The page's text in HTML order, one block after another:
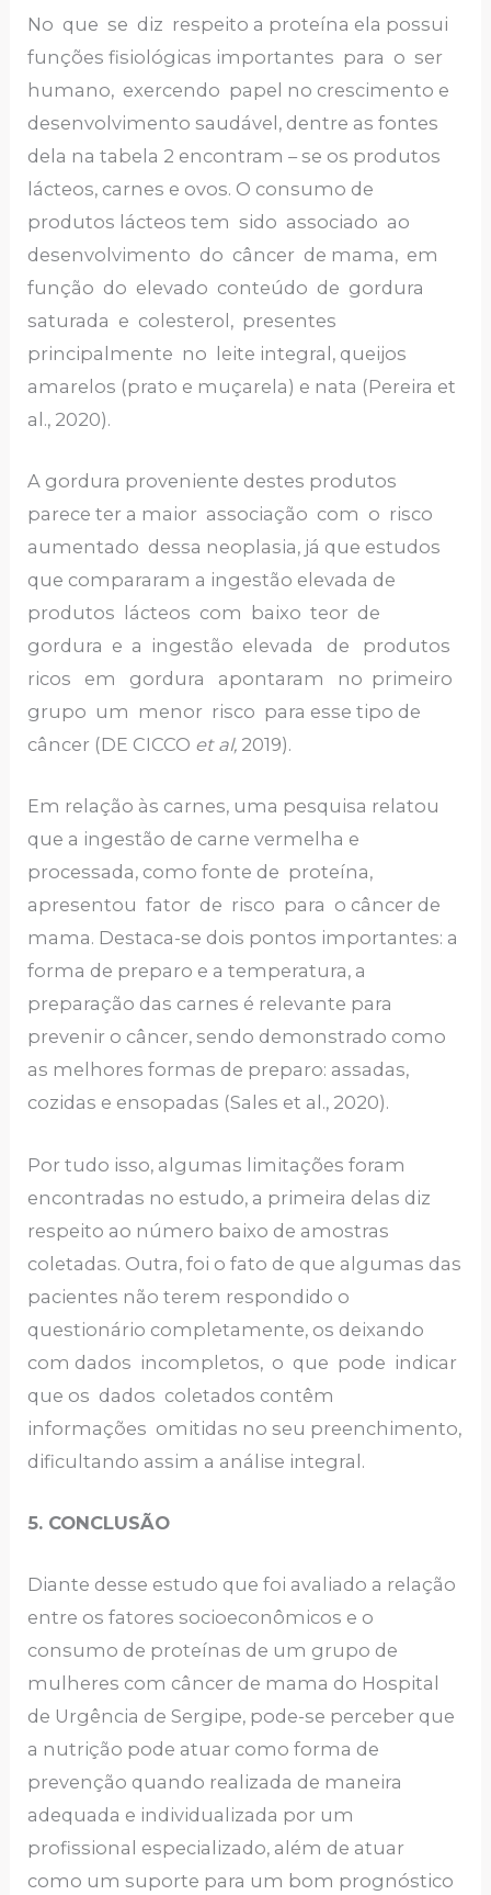
No que se diz respeito a proteína ela possui
funções fisiológicas importantes para o ser
humano, exercendo papel no crescimento e
desenvolvimento saudável, dentre as fontes
dela na tabela 2 encontram – se os produtos
lácteos, carnes e ovos. O consumo de
produtos lácteos tem sido associado ao
desenvolvimento do câncer de mama, em
função do elevado conteúdo de gordura
saturada e colesterol, presentes
principalmente no leite integral, queijos
amarelos (prato e muçarela) e nata (Pereira et
al., 2020).
A gordura proveniente destes produtos
parece ter a maior associação com o risco
aumentado dessa neoplasia, já que estudos
que compararam a ingestão elevada de
produtos lácteos com baixo teor de
gordura e a ingestão elevada de produtos
ricos em gordura apontaram no primeiro
grupo um menor risco para esse tipo de
câncer (DE CICCO et al, 2019).
Em relação às carnes, uma pesquisa relatou
que a ingestão de carne vermelha e
processada, como fonte de proteína,
apresentou fator de risco para o câncer de
mama. Destaca-se dois pontos importantes: a
forma de preparo e a temperatura, a
preparação das carnes é relevante para
prevenir o câncer, sendo demonstrado como
as melhores formas de preparo: assadas,
cozidas e ensopadas (Sales et al., 2020).
Por tudo isso, algumas limitações foram
encontradas no estudo, a primeira delas diz
respeito ao número baixo de amostras
coletadas. Outra, foi o fato de que algumas das
pacientes não terem respondido o
questionário completamente, os deixando
com dados incompletos, o que pode indicar
que os dados coletados contêm
informações omitidas no seu preenchimento,
dificultando assim a análise integral.
5. CONCLUSÃO
Diante desse estudo que foi avaliado a relação
entre os fatores socioeconômicos e o
consumo de proteínas de um grupo de
mulheres com câncer de mama do Hospital
de Urgência de Sergipe, pode-se perceber que
a nutrição pode atuar como forma de
prevenção quando realizada de maneira
adequada e individualizada por um
profissional especializado, além de atuar
como um suporte para um bom prognóstico